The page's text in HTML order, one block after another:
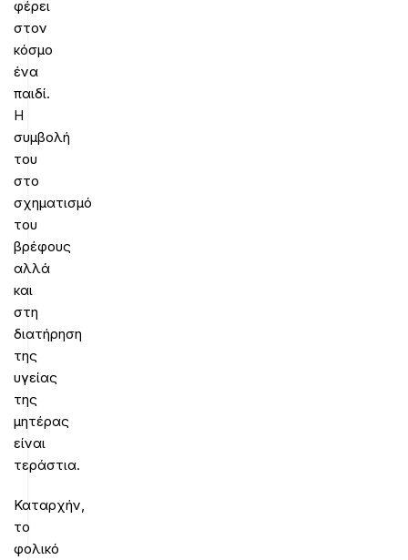
φέρει
στον
κόσμο
ένα
παιδί.
Η
συμβολή
του
στο
σχηματισμό
του
βρέφους
αλλά
και
στη
διατήρηση
της
υγείας
της
μητέρας
είναι
τεράστια.
Καταρχήν,
το
φολικό